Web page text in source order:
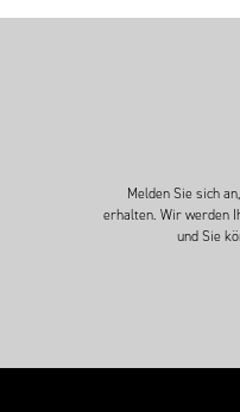
Melden Sie sich
erhalten. Wir werden
und Sie